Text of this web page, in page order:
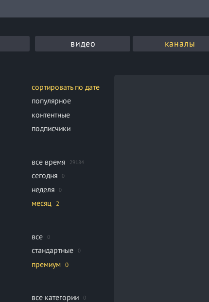
видео каналы
сортировать по дате
популярное
контентные
подписчики
все время 29184
сегодня 0
неделя 0
месяц 2
все 0
стандартные 0
премиум 0
все категории 0